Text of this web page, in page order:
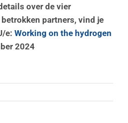
over de vier
partners, vind je
e: Working on the hydrogen
2024